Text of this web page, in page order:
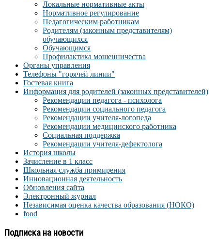
Локальные нормативные акты
Нормативное регулирование
Педагогическим работникам
Родителям (законным представителям)
обучающихся
Обучающимся
Профилактика мошенничества
Органы управления
Телефоны "горячей линии"
Гостевая книга
Информация для родителей (законных представителей)
Рекомендации педагога - психолога
Рекомендации социального педагога
Рекомендации учителя-логопеда
Рекомендации медицинского работника
Социальная поддержка
Рекомендации учителя-дефектолога
История школы
Зачисление в 1 класс
Школьная служба примирения
Инновационная деятельность
Обновления сайта
Электронный журнал
Независимая оценка качества образования (НОКО)
food
Подписка на новости